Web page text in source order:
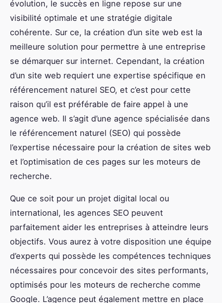
évolution, le succès en ligne repose sur une
visibilité optimale et une stratégie digitale
cohérente. Sur ce, la création d’un site web est la
meilleure solution pour permettre à une entreprise
se démarquer sur internet. Cependant, la création
d’un site web requiert une expertise spécifique en
référencement naturel SEO, et c’est pour cette
raison qu’il est préférable de faire appel à une
agence web. Il s’agit d’une agence spécialisée dans
le référencement naturel (SEO) qui possède
l’expertise nécessaire pour la création de sites web
et l’optimisation de ces pages sur les moteurs de
recherche.
Que ce soit pour un projet digital local ou
international, les agences SEO peuvent
parfaitement aider les entreprises à atteindre leurs
objectifs. Vous aurez à votre disposition une équipe
d’experts qui possède les compétences techniques
nécessaires pour concevoir des sites performants,
optimisés pour les moteurs de recherche comme
Google. L’agence peut également mettre en place